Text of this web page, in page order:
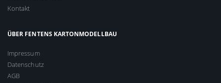
Kontakt
ÜBER FENTENS KARTONMODELLBAU
Impressum
Datenschutz
AGB